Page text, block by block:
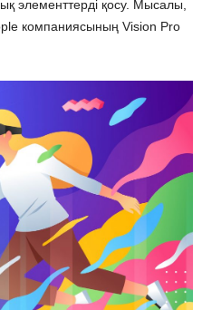
элементтерді қосу. Мысалы,
компаниясының Vision Pro